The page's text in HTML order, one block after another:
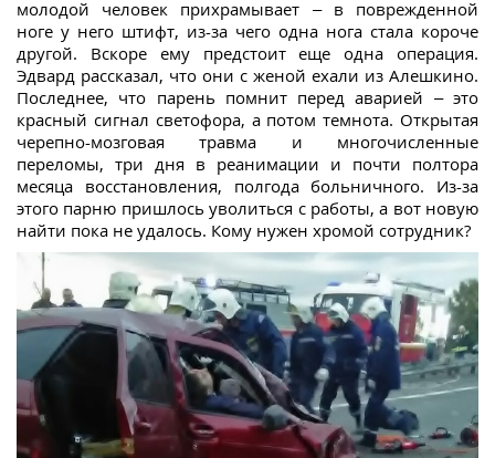
молодой человек прихрамывает – в поврежденной
ноге у него штифт, из-за чего одна нога стала короче
другой. Вскоре ему предстоит еще одна операция.
Эдвард рассказал, что они с женой ехали из Алешкино.
Последнее, что парень помнит перед аварией – это
красный сигнал светофора, а потом темнота. Открытая
черепно-мозговая травма и многочисленные
переломы, три дня в реанимации и почти полтора
месяца восстановления, полгода больничного. Из-за
этого парню пришлось уволиться с работы, а вот новую
найти пока не удалось. Кому нужен хромой сотрудник?